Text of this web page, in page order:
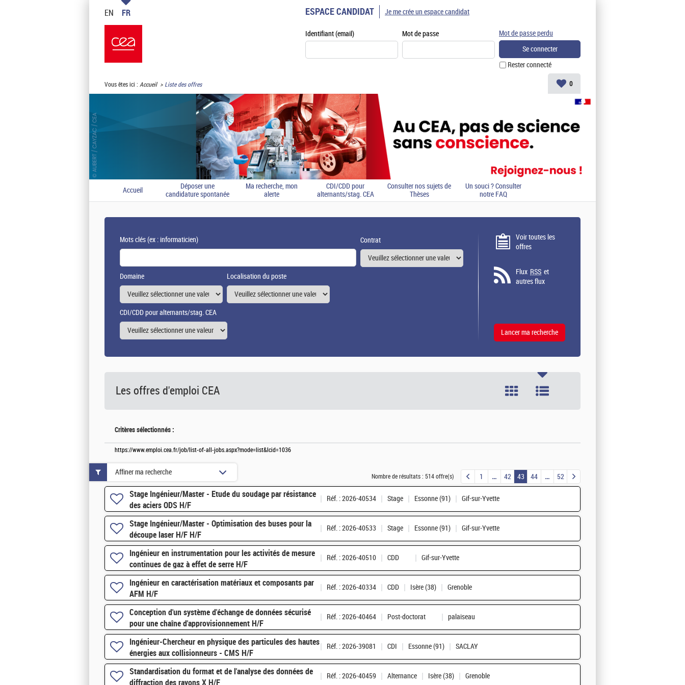
EN FR ESPACE CANDIDAT
Identifiant (email) Mot de passe
Rester connecté
Mot de passe perdu
Je me crée un espace candidat
Vous êtes ici : Accueil Liste des offres 0
Accueil
Déposer une
candidature spontanée
Ma recherche, mon
alerte
CDI/CDD pour
alternants/stag. CEA
Consulter nos sujets de
Thèses
Un souci ? Consulter
notre FAQ
Mots clés(ex : informaticien) Contrat
Domaine Localisation du poste
CDI/CDD pour alternants/stag. CEA
Voir toutes les
offres
Flux RSS et
autres flux
Les offres d'emploi CEA
Critères sélectionnés :
https://www.emploi.cea.fr/job/list-of-all-jobs.aspx?mode=list&lcid=1036
Nombre de résultats : 514 offre(s) 1 42 43 44 52
Stage Ingénieur/Master - Etude du soudage par résistance
des aciers ODS H/F
Réf. : 2026-40534 Stage Essonne (91) Gif-sur-Yvette
Stage Ingénieur/Master - Optimisation des buses pour la
découpe laser H/F H/F
Réf. : 2026-40533 Stage Essonne (91) Gif-sur-Yvette
Ingénieur en instrumentation pour les activités de mesure
continues de gaz à effet de serre H/F
Réf. : 2026-40510 CDD Gif-sur-Yvette
Ingénieur en caractérisation matériaux et composants par
AFM H/F
Réf. : 2026-40334 CDD Isère (38) Grenoble
Conception d'un système d'échange de données sécurisé
pour une chaîne d'approvisionnement H/F
Réf. : 2026-40464 Post-doctorat palaiseau
Ingénieur-Chercheur en physique des particules des hautes
énergies aux collisionneurs - CMS H/F
Réf. : 2026-39081 CDI Essonne (91) SACLAY
Standardisation du format et de l'analyse des données de
diffraction des rayons X H/F
Réf. : 2026-40459 Alternance Isère (38) Grenoble
Affiner ma recherche